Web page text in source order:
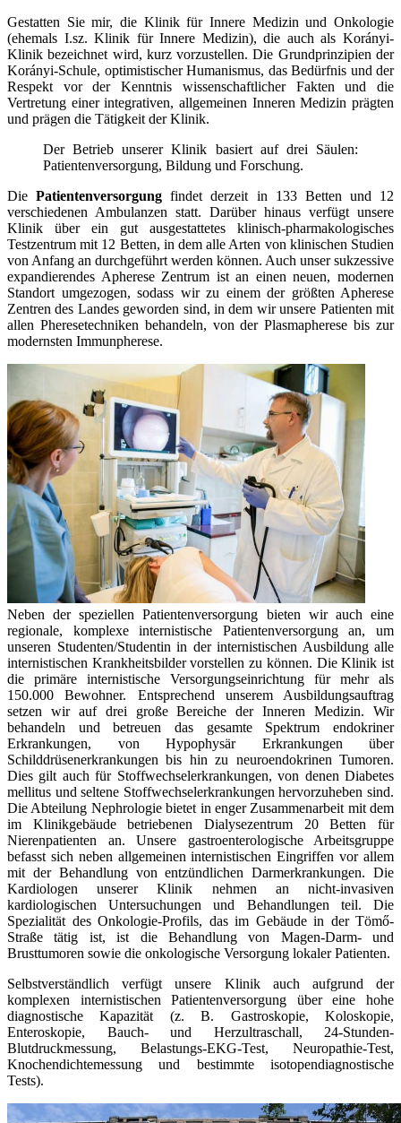
Gestatten Sie mir, die Klinik für Innere Medizin und Onkologie
(ehemals I.sz. Klinik für Innere Medizin), die auch als Korányi-
Klinik bezeichnet wird, kurz vorzustellen. Die Grundprinzipien der
Korányi-Schule, optimistischer Humanismus, das Bedürfnis und der
Respekt vor der Kenntnis wissenschaftlicher Fakten und die
Vertretung einer integrativen, allgemeinen Inneren Medizin prägten
und prägen die Tätigkeit der Klinik.
Der Betrieb unserer Klinik basiert auf drei Säulen:
Patientenversorgung, Bildung und Forschung.
DiePatientenversorgung findet derzeit in 133 Betten und 12
verschiedenen Ambulanzen statt. Darüber hinaus verfügt unsere
Klinik über ein gut ausgestattetes klinisch-pharmakologisches
Testzentrum mit 12 Betten, in dem alle Arten von klinischen Studien
von Anfang an durchgeführt werden können. Auch unser sukzessive
expandierendes Apherese Zentrum ist an einen neuen, modernen
Standort umgezogen, sodass wir zu einem der größten Apherese
Zentren des Landes geworden sind, in dem wir unsere Patienten mit
allen Pheresetechniken behandeln, von der Plasmapherese bis zur
modernsten Immunpherese.
Neben der speziellen Patientenversorgung bieten wir auch eine
regionale, komplexe internistische Patientenversorgung an, um
unseren Studenten/Studentin in der internistischen Ausbildung alle
internistischen Krankheitsbilder vorstellen zu können. Die Klinik ist
die primäre internistische Versorgungseinrichtung für mehr als
150.000 Bewohner. Entsprechend unserem Ausbildungsauftrag
setzen wir auf drei große Bereiche der Inneren Medizin. Wir
behandeln und betreuen das gesamte Spektrum endokriner
Erkrankungen, von Hypophysär Erkrankungen über
Schilddrüsenerkrankungen bis hin zu neuroendokrinen Tumoren.
Dies gilt auch für Stoffwechselerkrankungen, von denen Diabetes
mellitus und seltene Stoffwechselerkrankungen hervorzuheben sind.
Die Abteilung Nephrologie bietet in enger Zusammenarbeit mit dem
im Klinikgebäude betriebenen Dialysezentrum 20 Betten für
Nierenpatienten an. Unsere gastroenterologische Arbeitsgruppe
befasst sich neben allgemeinen internistischen Eingriffen vor allem
mit der Behandlung von entzündlichen Darmerkrankungen. Die
Kardiologen unserer Klinik nehmen an nicht-invasiven
kardiologischen Untersuchungen und Behandlungen teil. Die
Spezialität des Onkologie-Profils, das im Gebäude in der Tömő-
Straße tätig ist, ist die Behandlung von Magen-Darm- und
Brusttumoren sowie die onkologische Versorgung lokaler Patienten.
Selbstverständlich verfügt unsere Klinik auch aufgrund der
komplexen internistischen Patientenversorgung über eine hohe
diagnostische Kapazität (z. B. Gastroskopie, Koloskopie,
Enteroskopie, Bauch- und Herzultraschall, 24-Stunden-
Blutdruckmessung, Belastungs-EKG-Test, Neuropathie-Test,
Knochendichtemessung und bestimmte isotopendiagnostische
Tests).